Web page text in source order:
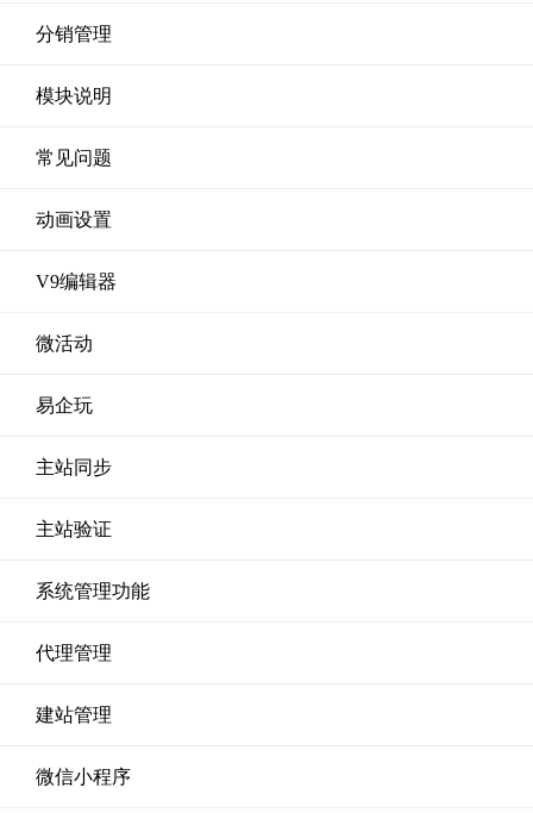
分销管理
模块说明
常见问题
动画设置
V9编辑器
微活动
易企玩
主站同步
主站验证
系统管理功能
代理管理
建站管理
微信小程序